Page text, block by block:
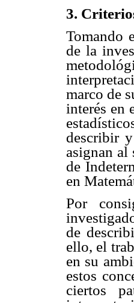
3.
Tomando
de la
marco de
interés en
describir
asignan al
de
en
Por
de
ello, el
en su
estos
ciertos